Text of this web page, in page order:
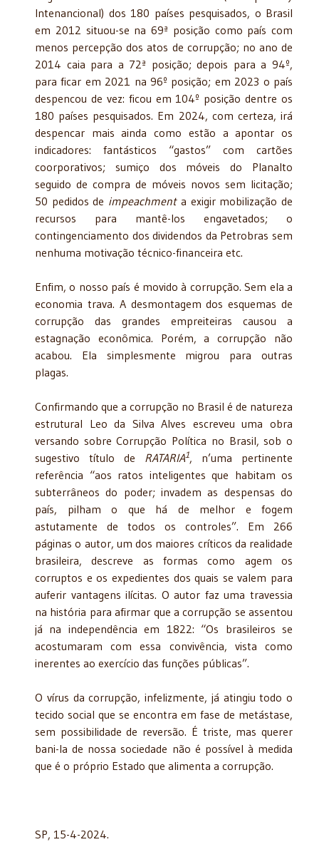
Intenancional) dos 180 países pesquisados, o Brasil
em 2012 situou-se na 69ª posição como país com
menos percepção dos atos de corrupção; no ano de
2014 caia para a 72ª posição; depois para a 94º,
para ficar em 2021 na 96º posição; em 2023 o país
despencou de vez: ficou em 104º posição dentre os
180 países pesquisados. Em 2024, com certeza, irá
despencar mais ainda como estão a apontar os
indicadores: fantásticos “gastos” com cartões
coorporativos; sumiço dos móveis do Planalto
seguido de compra de móveis novos sem licitação;
50 pedidos de impeachmenta exigir mobilização de
recursos para mantê-los engavetados; o
contingenciamento dos dividendos da Petrobras sem
nenhuma motivação técnico-financeira etc.
Enfim, o nosso país é movido à corrupção. Sem ela a
economia trava. A desmontagem dos esquemas de
corrupção das grandes empreiteiras causou a
estagnação econômica. Porém, a corrupção não
acabou. Ela simplesmente migrou para outras
plagas.
Confirmando que a corrupção no Brasil é de natureza
estrutural Leo da Silva Alves escreveu uma obra
versando sobre Corrupção Política no Brasil, sob o
sugestivo título de RATARIA1, n’uma pertinente
referência “aos ratos inteligentes que habitam os
subterrâneos do poder; invadem as despensas do
país, pilham o que há de melhor e fogem
astutamente de todos os controles”. Em 266
páginas o autor, um dos maiores críticos da realidade
brasileira, descreve as formas como agem os
corruptos e os expedientes dos quais se valem para
auferir vantagens ilícitas. O autor faz uma travessia
na história para afirmar que a corrupção se assentou
já na independência em 1822: “Os brasileiros se
acostumaram com essa convivência, vista como
inerentes ao exercício das funções públicas”.
O vírus da corrupção, infelizmente, já atingiu todo o
tecido social que se encontra em fase de metástase,
sem possibilidade de reversão. É triste, mas querer
bani-la de nossa sociedade não é possível à medida
que é o próprio Estado que alimenta a corrupção.
SP, 15-4-2024.